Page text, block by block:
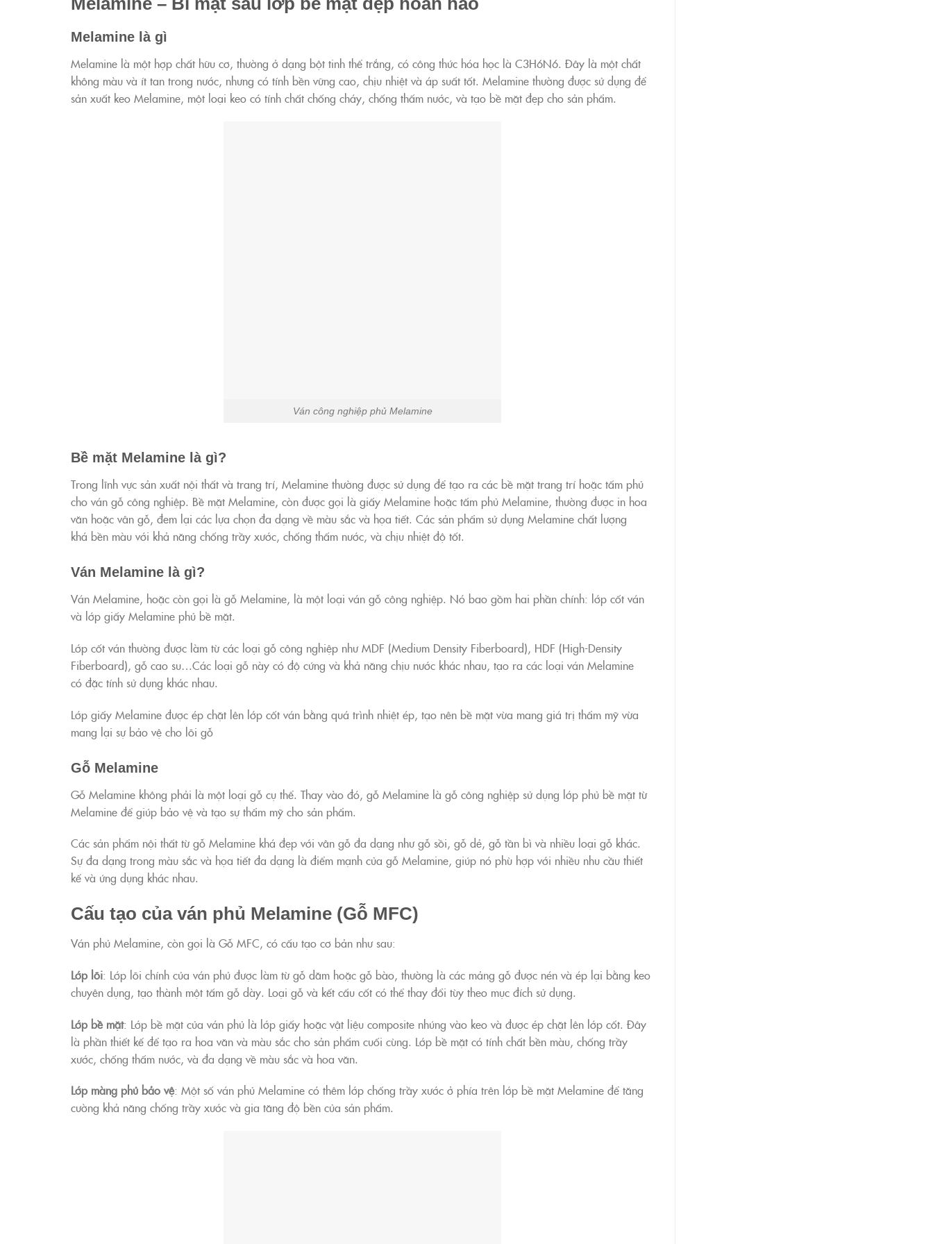
Melamine là gì
Melamine là một hợp chất hữu cơ, thường ở dạng bột tinh thể trắng, có công thức hóa học là C3H6N6. Đây là một chất
không màu và ít tan trong nước, nhưng có tính bền vững cao, chịu nhiệt và áp suất tốt. Melamine thường được sử dụng để
sản xuất keo Melamine, một loại keo có tính chất chống cháy, chống thấm nước, và tạo bề mặt đẹp cho sản phẩm.
Ván công nghiệp phủ Melamine
Bề mặt Melamine là gì?
Trong lĩnh vực sản xuất nội thất và trang trí, Melamine thường được sử dụng để tạo ra các bề mặt trang trí hoặc tấm phủ
cho ván gỗ công nghiệp. Bề mặt Melamine, còn được gọi là giấy Melamine hoặc tấm phủ Melamine, thường được in hoa
văn hoặc vân gỗ, đem lại các lựa chọn đa dạng về màu sắc và họa tiết. Các sản phẩm sử dụng Melamine chất lượng
khá bền màu với khả năng chống trầy xước, chống thấm nước, và chịu nhiệt độ tốt.
Ván Melamine là gì?
Ván Melamine, hoặc còn gọi là gỗ Melamine, là một loại ván gỗ công nghiệp. Nó bao gồm hai phần chính: lớp cốt ván
và lớp giấy Melamine phủ bề mặt.
Lớp cốt ván thường được làm từ các loại gỗ công nghiệp như MDF (Medium Density Fiberboard), HDF (High-Density
Fiberboard), gỗ cao su…Các loại gỗ này có độ cứng và khả năng chịu nước khác nhau, tạo ra các loại ván Melamine
có đặc tính sử dụng khác nhau.
Lớp giấy Melamine được ép chặt lên lớp cốt ván bằng quá trình nhiệt ép, tạo nên bề mặt vừa mang giá trị thẩm mỹ vừa
mang lại sự bảo vệ cho lõi gỗ
Gỗ Melamine
Gỗ Melamine không phải là một loại gỗ cụ thể. Thay vào đó, gỗ Melamine là gỗ công nghiệp sử dụng lớp phủ bề mặt từ
Melamine để giúp bảo vệ và tạo sự thẩm mỹ cho sản phẩm.
Các sản phẩm nội thất từ gỗ Melamine khá đẹp với vân gỗ đa dạng như gỗ sồi, gỗ dẻ, gỗ tần bì và nhiều loại gỗ khác.
Sự đa dạng trong màu sắc và họa tiết đa dạng là điểm mạnh của gỗ Melamine, giúp nó phù hợp với nhiều nhu cầu thiết
kế và ứng dụng khác nhau.
Cấu tạo của ván phủ Melamine (Gỗ MFC)
Ván phủ Melamine, còn gọi là Gỗ MFC, có cấu tạo cơ bản như sau:
Lớp lõi: Lớp lõi chính của ván phủ được làm từ gỗ dăm hoặc gỗ bào, thường là các mảng gỗ được nén và ép lại bằng keo
chuyên dụng, tạo thành một tấm gỗ dày. Loại gỗ và kết cấu cốt có thể thay đổi tùy theo mục đích sử dụng.
Lớp bề mặt: Lớp bề mặt của ván phủ là lớp giấy hoặc vật liệu composite nhúng vào keo và được ép chặt lên lớp cốt. Đây
là phần thiết kế để tạo ra hoa văn và màu sắc cho sản phẩm cuối cùng. Lớp bề mặt có tính chất bền màu, chống trầy
xước, chống thấm nước, và đa dạng về màu sắc và hoa văn.
Lớp màng phủ bảo vệ: Một số ván phủ Melamine có thêm lớp chống trầy xước ở phía trên lớp bề mặt Melamine để tăng
cường khả năng chống trầy xước và gia tăng độ bền của sản phẩm.